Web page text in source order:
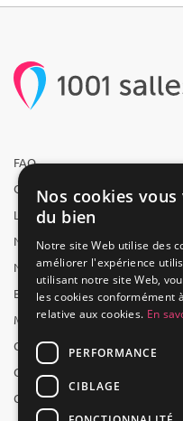
FAQ
Qui sommes-nous ?
L'équipe
Nous recrutons
Nos partenaires
Espace presse
Mentions légales
CGV
CGU
Contact
Nos cookies
du bien
Notre site Web utilise des
améliorer l'expérience
utilisant notre site Web,
les cookies conformément
relative aux cookies. En
PERFORMANCE
CIBLAGE